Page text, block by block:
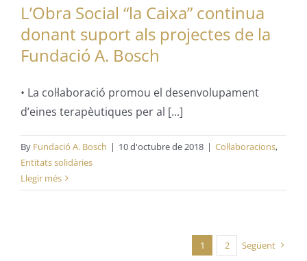
L’Obra Social “la Caixa” continua
donant suport als projectes de la
Fundació A. Bosch
• La col·laboració promou el desenvolupament
d’eines terapèutiques per al [...]
By Fundació A. Bosch | 10 d'octubre de 2018 | Col·laboracions,
Entitats solidàries
Llegir més
1 2 Següent